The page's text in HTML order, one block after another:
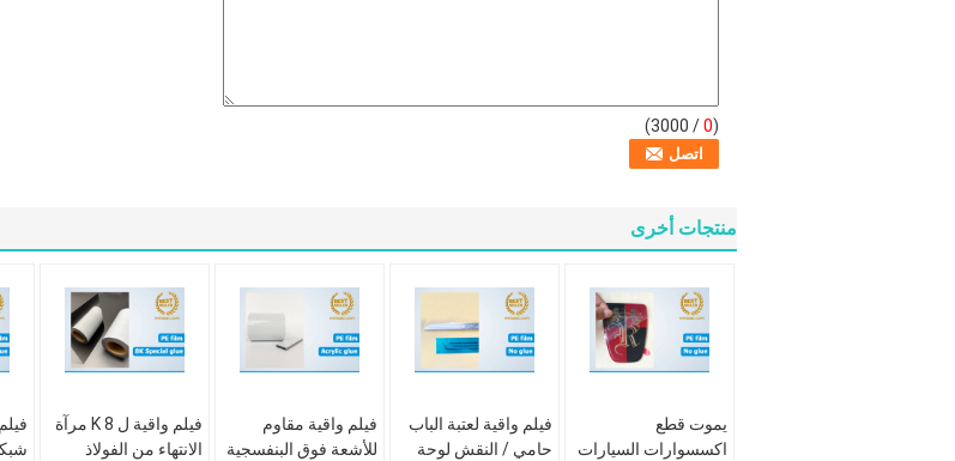
(
0
/ 3000)
منتجات أخرى
فيلم واقية ل 8 K مرآة
الانتهاء من الفولاذ
فيلم واقية مقاوم
للأشعة فوق البنفسجية
فيلم واقية لعتبة الباب
حامي / النقش لوحة
يموت قطع
اكسسوارات السيارات